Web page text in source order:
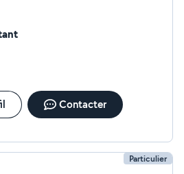
Contacter
Particulier